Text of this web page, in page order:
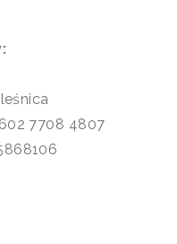
7708 4807